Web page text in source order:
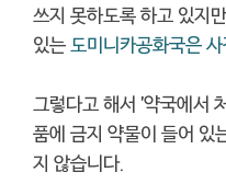
쓰지 못하도록 하고 있지
있는도미니카공화국은
그렇다고 해서 '약국에서
품에 금지 약물이 들어 있
지 않습니다.